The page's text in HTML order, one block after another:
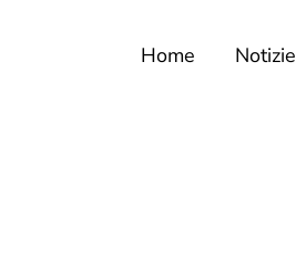
Home Notizie